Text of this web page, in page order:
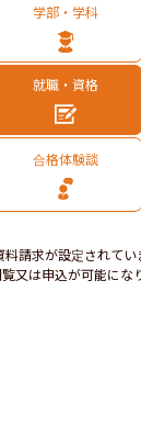
学部・学科
就職・資格
合格体験談
請求が設定されて
又は申込が可能にな